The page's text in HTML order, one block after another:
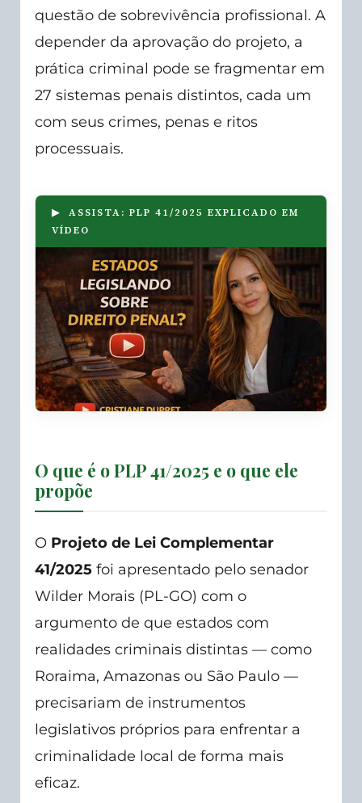
questão de sobrevivência profissional. A
depender da aprovação do projeto, a
prática criminal pode se fragmentar em
27 sistemas penais distintos, cada um
com seus crimes, penas e ritos
processuais.
▶ ASSISTA: PLP 41/2025 EXPLICADO EM
VÍDEO
O que é o PLP 41/2025 e o que ele
propõe
O Projeto de Lei Complementar
41/2025 foi apresentado pelo senador
Wilder Morais (PL-GO) com o
argumento de que estados com
realidades criminais distintas — como
Roraima, Amazonas ou São Paulo —
precisariam de instrumentos
legislativos próprios para enfrentar a
criminalidade local de forma mais
eficaz.